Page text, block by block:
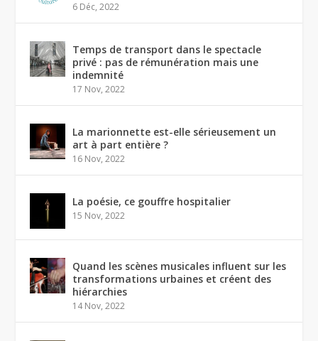
6 Déc, 2022
Temps de transport dans le spectacle
privé : pas de rémunération mais une
indemnité
17 Nov, 2022
La marionnette est-elle sérieusement un
art à part entière ?
16 Nov, 2022
La poésie, ce gouffre hospitalier
15 Nov, 2022
Quand les scènes musicales influent sur les
transformations urbaines et créent des
hiérarchies
14 Nov, 2022